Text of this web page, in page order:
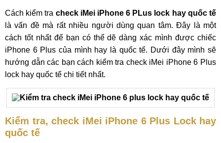
Cách kiểm tra check iMei iPhone 6 PLus lock hay quốc tế
là vấn đề mà rất nhiều người dùng quan tâm. Đây là một
cách tốt nhất để bạn có thể dẽ dàng xác mình được chiếc
iPhone 6 Plus của mình hay là quốc tế. Dưới đây mình sẽ
hướng dẫn các bạn cách kiểm tra check iMei iPhone 6 Plus
lock hay quốc tế chi tiết nhất.
Kiểm tra, check iMei iPhone 6 Plus Lock hay
quốc tế